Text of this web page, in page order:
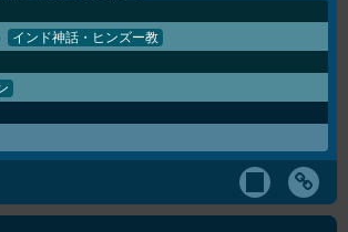
インド神話・ヒンズー教